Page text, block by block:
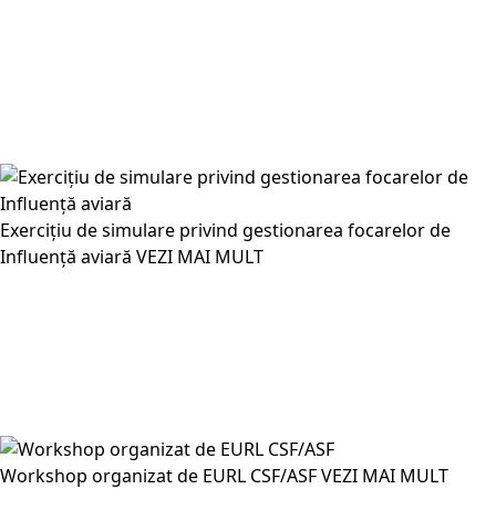
Exercițiu de simulare privind gestionarea focarelor de
Influență aviară VEZI MAI MULT
Workshop organizat de EURL CSF/ASFVEZI MAI MULT